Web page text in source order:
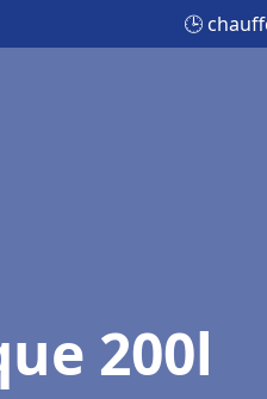
🕒
200l